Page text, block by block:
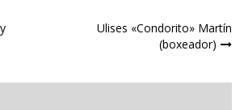
Ulises «Condorito» Martín
(boxeador)